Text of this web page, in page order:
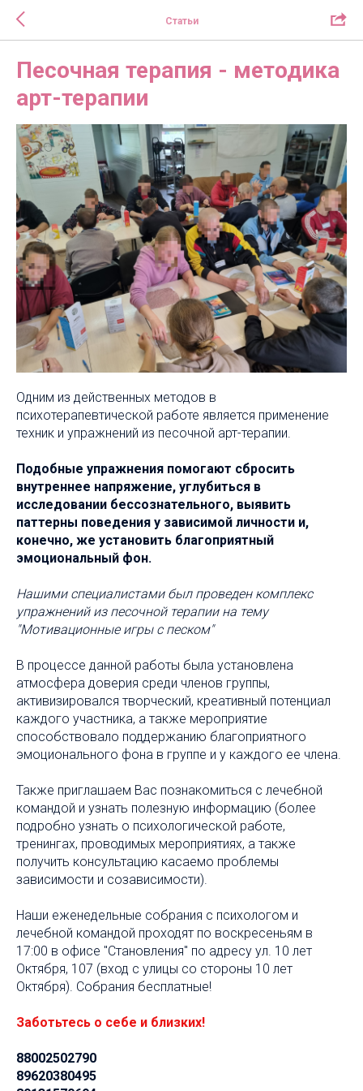
Статьи
Песочная терапия - методика
арт-терапии
Одним из действенных методов в
психотерапевтической работе является применение
техник и упражнений из песочной арт-терапии.
Подобные упражнения помогают сбросить
внутреннее напряжение, углубиться в
исследовании бессознательного, выявить
паттерны поведения у зависимой личности и,
конечно, же установить благоприятный
эмоциональный фон.
Нашими специалистами был проведен комплекс
упражнений из песочной терапии на тему
"Мотивационные игры с песком"
В процессе данной работы была установлена
атмосфера доверия среди членов группы,
активизировался творческий, креативный потенциал
каждого участника, а также мероприятие
способствовало поддержанию благоприятного
эмоционального фона в группе и у каждого ее члена.
Также приглашаем Вас познакомиться с лечебной
командой и узнать полезную информацию (более
подробно узнать о психологической работе,
тренингах, проводимых мероприятиях, а также
получить консультацию касаемо проблемы
зависимости и созависимости).
Наши еженедельные собрания с психологом и
лечебной командой проходят по воскресеньям в
17:00 в офисе "Становления" по адресу ул. 10 лет
Октября, 107 (вход с улицы со стороны 10 лет
Октября). Собрания бесплатные!
Заботьтесь о себе и близких!
88002502790
89620380495